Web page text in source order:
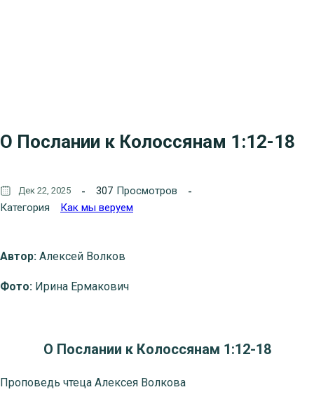
О Послании к Колоссянам 1:12-18
Дек 22, 2025 307 Просмотров
Категория
Как мы веруем
Автор: Алексей Волков
Фото: Ирина Ермакович
О Послании к Колоссянам 1:12-18
Проповедь чтеца Алексея Волкова